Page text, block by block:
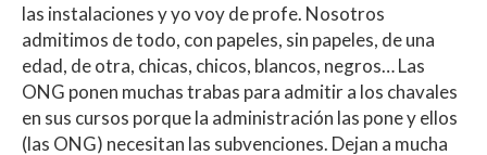
las instalaciones y yo voy de profe. Nosotros
admitimos de todo, con papeles, sin papeles, de una
edad, de otra, chicas, chicos, blancos, negros… Las
ONG ponen muchas trabas para admitir a los chavales
en sus cursos porque la administración las pone y ellos
(las ONG) necesitan las subvenciones. Dejan a mucha